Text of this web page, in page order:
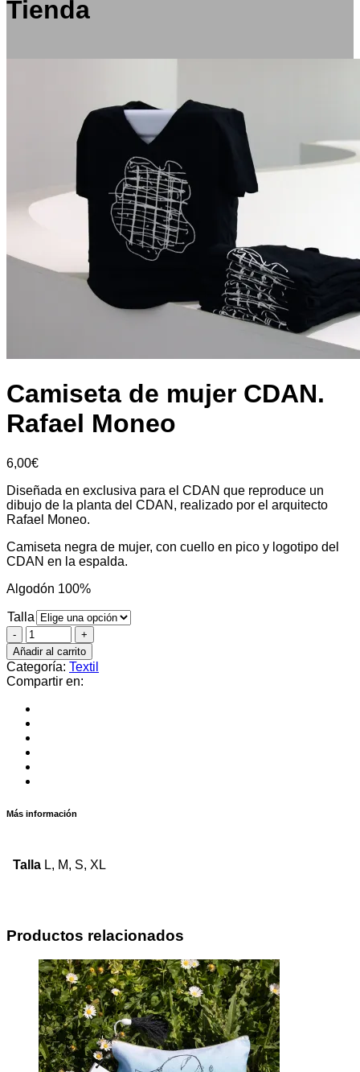
Tienda
Camiseta de mujer CDAN.
Rafael Moneo
6,00€
Diseñada en exclusiva para el CDAN que reproduce un
dibujo de la planta del CDAN, realizado por el arquitecto
Rafael Moneo.
Camiseta negra de mujer, con cuello en pico y logotipo del
CDAN en la espalda.
Algodón 100%
Talla
Añadir al carrito
Categoría: Textil
Compartir en:
Más información
Talla L, M, S, XL
Productos relacionados